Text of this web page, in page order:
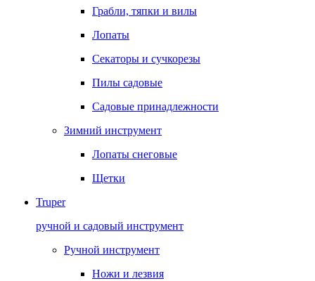
Грабли, тяпки и вилы
Лопаты
Секаторы и сучкорезы
Пилы садовые
Садовые принадлежности
Зимний инструмент
Лопаты снеговые
Щетки
Truper
ручной и садовый инструмент
Ручной инструмент
Ножи и лезвия